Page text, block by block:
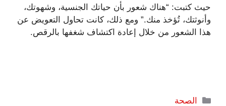
حيث كتبت: “هناك شعور بأن حياتك الجنسية، وشهوتك،
وأنوثتك، تُؤخذ منك.” ومع ذلك، كانت تحاول التعويض عن
هذا الشعور من خلال إعادة اكتشاف شغفها بالرقص.
التصنيفات
الصحة